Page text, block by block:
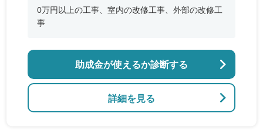
0万円以上の工事、室内の改修工事、外部の改修工
事
詳細を見る
助成金が使えるか診断する